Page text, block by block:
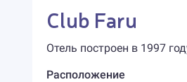
Club Faru
Отель построен в 1997
Расположение